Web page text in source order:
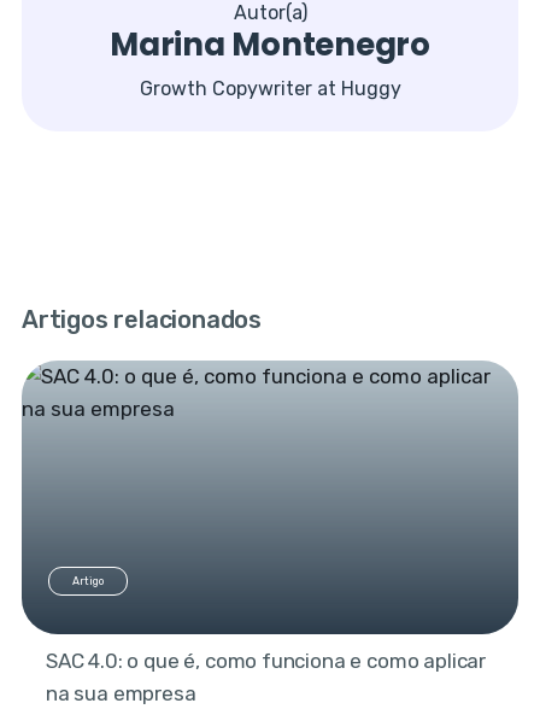
Autor(a)
Marina Montenegro
Growth Copywriter at Huggy
Artigos relacionados
Artigo
SAC 4.0: o que é, como funciona e como aplicar
na sua empresa